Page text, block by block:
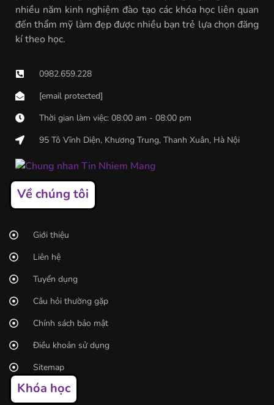
nhiều năm kinh nghiệm đào tạo các khóa học liên quan
đến thẩm mỹ làm đẹp được nhiều bạn trẻ lựa chọn đăng
kí theo học.
0982.659.228
[email protected]
Thời gian làm việc: 08:00 am - 08:00 pm
95 Tô Vĩnh Diện, Khương Trung, Thanh Xuân, Hà Nội
Về chúng tôi
Giới thiệu
Liên hệ
Tuyển dụng
Câu hỏi thường gặp
Chính sách bảo mật
Điều khoản sử dụng
Sitemap
Khóa học